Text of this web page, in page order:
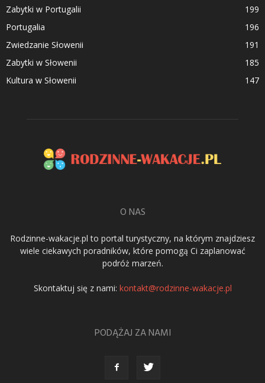
Zabytki w Portugalii
199
Portugalia
196
Zwiedzanie Słowenii
191
Zabytki w Słowenii
185
Kultura w Słowenii
147
O NAS
Rodzinne-wakacje.pl to portal turystyczny, na którym znajdziesz
wiele ciekawych poradników, które pomogą Ci zaplanować
podróż marzeń.
Skontaktuj się z nami: kontakt@rodzinne-wakacje.pl
PODĄŻAJ ZA NAMI